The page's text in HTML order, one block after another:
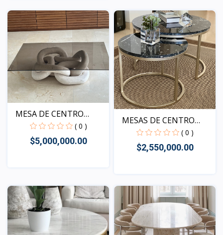
Vista
MESA DE CENTRO
CHAIN
( 0 )
$5,000,000.00
MESAS DE CENTRO
BALU
( 0 )
$2,550,000.00
Vista